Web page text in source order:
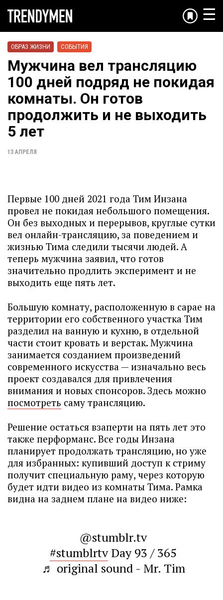
☰
ОБРАЗ ЖИЗНИ СОБЫТИЯ
Мужчина вел трансляцию
100 дней подряд не покидая
комнаты. Он готов
продолжить и не выходить
5 лет
13 АПРЕЛЯ
Первые 100 дней 2021 года Тим Инзана
провел не покидая небольшого помещения.
Он без выходных и перерывов, круглые сутки
вел онлайн-трансляцию, за поведением и
жизнью Тима следили тысячи людей. А
теперь мужчина заявил, что готов
значительно продлить эксперимент и не
выходить еще пять лет.
Большую комнату, расположенную в сарае на
территории его собственного участка Тим
разделил на ванную и кухню, в отдельной
части стоит кровать и верстак. Мужчина
занимается созданием произведений
современного искусства — изначально весь
проект создавался для привлечения
внимания и новых спонсоров. Здесь можно
посмотреть саму трансляцию.
Решение остаться взаперти на пять лет это
также перформанс. Все годы Инзана
планирует продолжать трансляцию, но уже
для избранных: купивший доступ к стриму
получит специальную раму, через которую
будет идти видео из комнаты Тима. Рамка
видна на заднем плане на видео ниже:
@stumblr.tv
#stumblrtvDay 93 / 365
♬ original sound - Mr. Tim